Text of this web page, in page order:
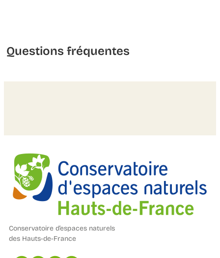
Questions fréquentes
Conservatoire d’espaces naturels
des Hauts-de-France